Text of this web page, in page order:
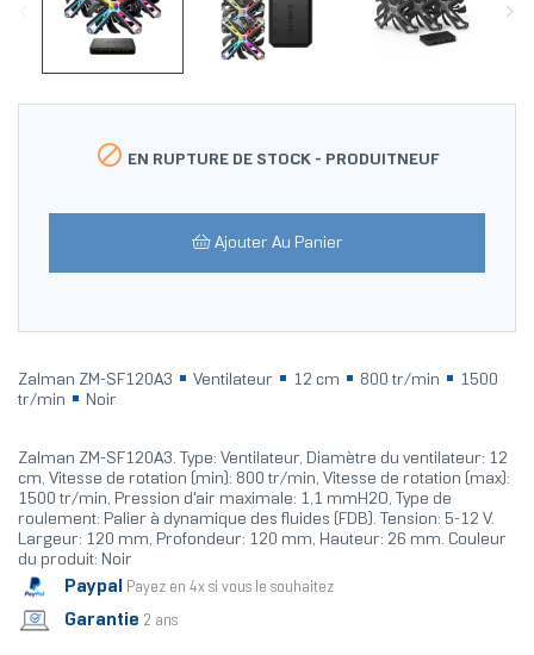
 EN RUPTURE DE STOCK - PRODUITNEUF
Ajouter Au Panier
Zalman ZM-SF120A3 Ventilateur 12 cm 800 tr/min
1500
tr/min
Noir
Zalman ZM-SF120A3. Type: Ventilateur, Diamètre du ventilateur: 12
cm, Vitesse de rotation (min): 800 tr/min, Vitesse de rotation (max):
1500 tr/min, Pression d'air maximale: 1,1 mmH2O, Type de
roulement: Palier à dynamique des fluides (FDB). Tension: 5-12 V.
Largeur: 120 mm, Profondeur: 120 mm, Hauteur: 26 mm. Couleur
du produit: Noir
Paypal Payez en 4x si vous le souhaitez
Garantie 2 ans